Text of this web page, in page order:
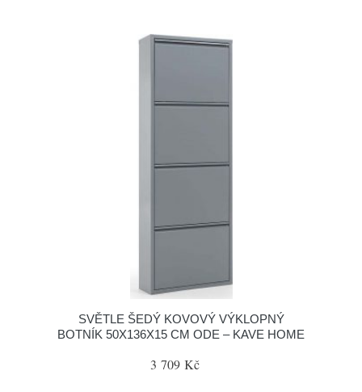
SVĚTLE ŠEDÝ KOVOVÝ VÝKLOPNÝ
BOTNÍK 50X136X15 CM ODE – KAVE HOME
3 709 Kč